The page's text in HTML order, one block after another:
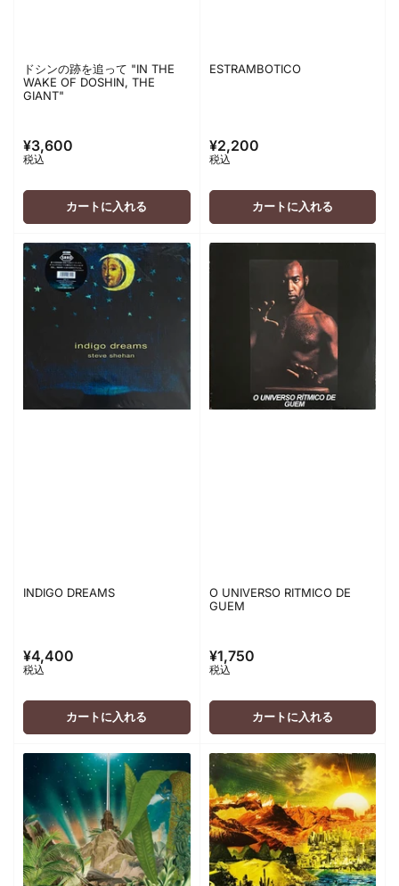
ドシンの跡を追って "IN THE
WAKE OF DOSHIN, THE
GIANT"
通
常
価
¥3,600
税込
カートに入れる
ESTRAMBOTICO
通
常
価
¥2,200
税込
カートに入れる
INDIGO DREAMS
通
常
価
¥4,400
税込
カートに入れる
O UNIVERSO RITMICO DE
GUEM
通
常
価
¥1,750
税込
カートに入れる